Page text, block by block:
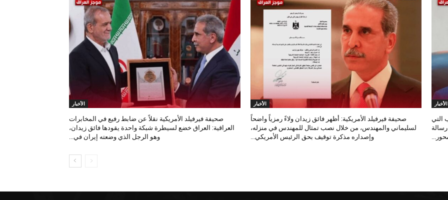
الأخبار
التي
الأخبار
صحيفة فيرفيلد الأمريكية: أظهر فائق زيدان ولاءً رمزياً واضحاً
لسليماني والمهندس، من خلال نصب تمثال للمهندس في منزله،
وإصداره مذكرة توقيف بحق الرئيس الأمريكي...
الأخبار
صحيفة فيرفيلد الأمريكية نقلاً عن ضابط رفيع في المخابرات
العراقية: العراق خضع لسيطرة شبكة واحدة يقودها فائق زيدان،
وهو الرجل الذي وضعته إيران في...